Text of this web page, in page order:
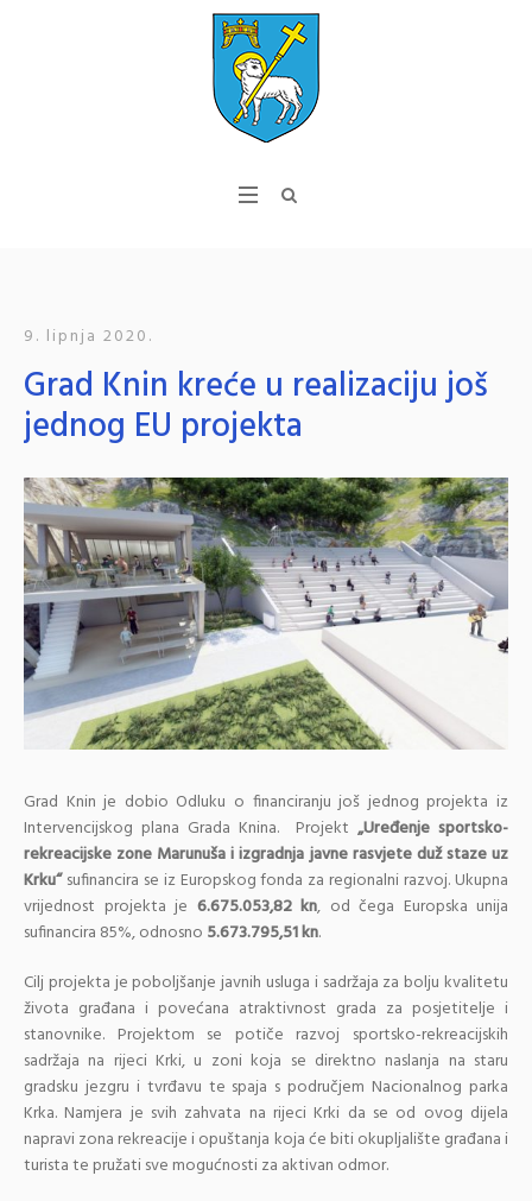
9. lipnja 2020.
Grad Knin kreće u realizaciju još
jednog EU projekta
Grad Knin je dobio Odluku o financiranju još jednog projekta iz
Intervencijskog plana Grada Knina. Projekt „Uređenje sportsko-
rekreacijske zone Marunuša i izgradnja javne rasvjete duž staze uz
Krku“sufinancira se iz Europskog fonda za regionalni razvoj. Ukupna
vrijednost projekta je 6.675.053,82 kn, od čega Europska unija
sufinancira 85%, odnosno 5.673.795,51 kn.
Cilj projekta je poboljšanje javnih usluga i sadržaja za bolju kvalitetu
života građana i povećana atraktivnost grada za posjetitelje i
stanovnike. Projektom se potiče razvoj sportsko-rekreacijskih
sadržaja na rijeci Krki, u zoni koja se direktno naslanja na staru
gradsku jezgru i tvrđavu te spaja s područjem Nacionalnog parka
Krka. Namjera je svih zahvata na rijeci Krki da se od ovog dijela
napravi zona rekreacije i opuštanja koja će biti okupljalište građana i
turista te pružati sve mogućnosti za aktivan odmor.